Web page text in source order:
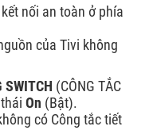
nối an toàn ở phía
của Tivi không
SWITCH (CÔNG TẮC
On (Bật).
có Công tắc tiết